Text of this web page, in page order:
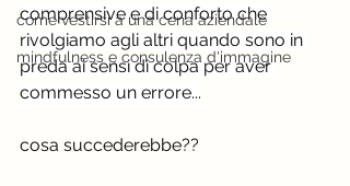
come vestirsi a una cena aziendale
mindfulness e consulenza d'immagine
comprensive e di conforto che
rivolgiamo agli altri quando sono in
preda ai sensi di colpa per aver
commesso un errore...
cosa succederebbe??